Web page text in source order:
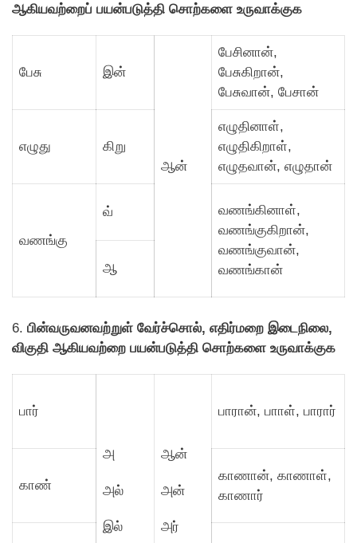
ஆகியவற்றைப் பயன்படுத்தி சொற்களை உருவாக்குக
பேசு இன்
ஆன்
பேசினான்,
பேசுகிறான்,
பேசுவான், பேசான்
எழுது கிறு
எழுதினாள்,
எழுதிகிறாள்,
எழுதவான், எழுதான்
வணங்கு
வ்
வணங்கினாள்,
வணங்குகிறான்,
வணங்குவான்,
வணங்கான்
ஆ
6. பின்வருவனவற்றுள் வேர்ச்சொல், எதிர்மறை இடைநிலை,
விகுதி ஆகியவற்றை பயன்படுத்தி சொற்களை உருவாக்குக
பார்
அ
அல்
இல்
ஆன்
அன்
அர்
பாரான், பாாள், பாரார்
காண்
காணான், காணாள்,
காணார்